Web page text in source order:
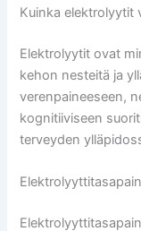
Kuinka elektrolyytit
Elektrolyytit ovat
kehon nesteitä ja
verenpaineeseen,
kognitiiviseen
terveyden